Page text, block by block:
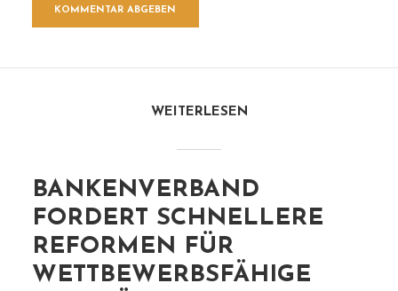
WEITERLESEN
BANKENVERBAND
FORDERT SCHNELLERE
REFORMEN FÜR
WETTBEWERBSFÄHIGE